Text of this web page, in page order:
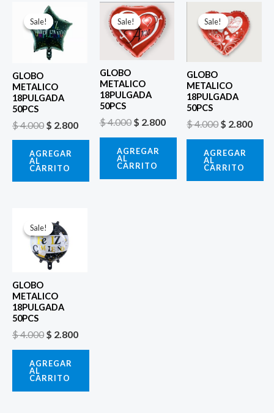
Sale!
Sale!
GLOBO
METALICO
18PULGADA
50PCS
$4.000
El
precio
original
era:
$ 4.000.
$ 2.800
AGREGAR
AL
CARRITO
Sale!
Sale!
GLOBO
METALICO
18PULGADA
50PCS
$4.000
El
precio
original
era:
$ 4.000.
$ 2.800
El
precio
actual
AGREGAR
AL
CARRITO
Sale!
Sale!
GLOBO
METALICO
18PULGADA
50PCS
$4.000
precio
original
era:
$ 4.000.
$ 2.800
AGREGAR
AL
CARRITO
Sale!
Sale!
GLOBO
METALICO
18PULGADA
50PCS
$4.000
precio
original
era:
$ 4.000.
$ 2.800
AGREGAR
AL
CARRITO